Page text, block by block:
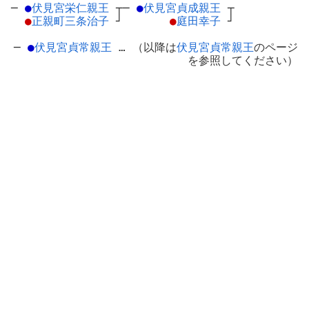
─ ●伏見宮栄仁親王 ┬
●正親町三条治子 ┘
─ ●伏見宮貞成親王 ┬
●庭田幸子 ┘
─ ●伏見宮貞常親王 … （以降は伏見宮貞常親王のページ
を参照してください）